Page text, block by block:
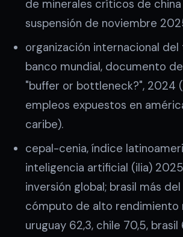
de minerales críticos de china
suspensión de noviembre
organización internacional
banco mundial, documento de
"buffer or bottleneck?", 2024
empleos expuestos en
caribe).
cepal-cenia, índice
inteligencia artificial (ilia) 2025:
inversión global; brasil más
cómputo de alto rendimiento
uruguay 62,3, chile 70,5, brasil